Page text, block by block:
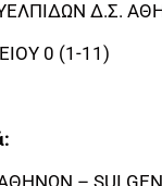
Δ.Σ.
0 (1-11)